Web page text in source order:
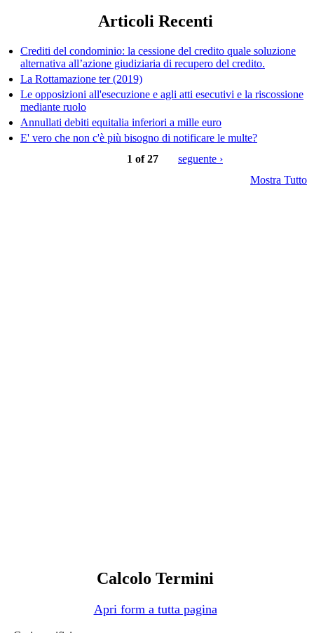
Articoli Recenti
Crediti del condominio: la cessione del credito quale soluzione
alternativa all’azione giudiziaria di recupero del credito.
La Rottamazione ter (2019)
Le opposizioni all'esecuzione e agli atti esecutivi e la riscossione
mediante ruolo
Annullati debiti equitalia inferiori a mille euro
E' vero che non c'è più bisogno di notificare le multe?
1 of 27
seguente ›
Mostra Tutto
Calcolo Termini
Apri form a tutta pagina